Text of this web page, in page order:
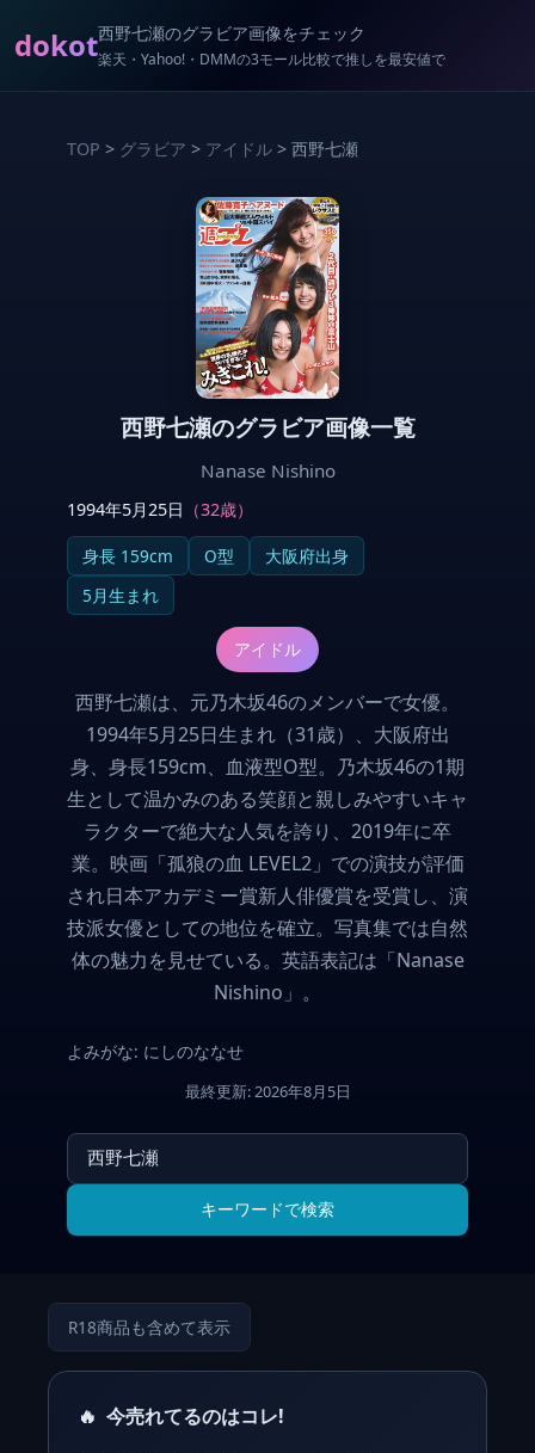
dokot西野七瀬のグラビア画像をチェック
楽天・Yahoo!・DMMの3モール比較で推しを最安値で
TOP > グラビア > アイドル > 西野七瀬
西野七瀬のグラビア画像一覧
Nanase Nishino
1994年5月25日 （32歳）
身長 159cm O型
大阪府出身
5月生まれ
アイドル
西野七瀬は、元乃木坂46のメンバーで女優。
1994年5月25日生まれ（31歳）、大阪府出
身、身長159cm、血液型O型。乃木坂46の1期
生として温かみのある笑顔と親しみやすいキャ
ラクターで絶大な人気を誇り、2019年に卒
業。映画「孤狼の血 LEVEL2」での演技が評価
され日本アカデミー賞新人俳優賞を受賞し、演
技派女優としての地位を確立。写真集では自然
体の魅力を見せている。英語表記は「Nanase
Nishino」。
よみがな: にしのななせ
最終更新: 2026年8月5日
キーワードで検索
R18商品も含めて表示
🔥 今売れてるのはコレ!